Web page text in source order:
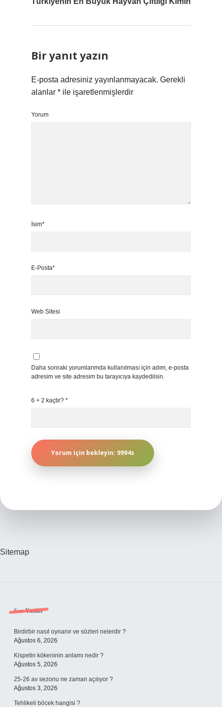
Bir yanıt yazın
E-posta adresiniz yayınlanmayacak. Gerekli
alanlar * ile işaretlenmişlerdir
Yorum
İsim*
E-Posta*
Web Sitesi
Daha sonraki yorumlarımda kullanılması için adım, e-posta
adresim ve site adresim bu tarayıcıya kaydedilsin.
6 + 2 kaçtır? *
Sitemap
Sidebar
Son Yazılar
Birdirbir nasıl oynanır ve sözleri nelerdir ?
Ağustos 6, 2026
Kispetin kökeninin anlamı nedir ?
Ağustos 5, 2026
25-26 av sezonu ne zaman açılıyor ?
Ağustos 3, 2026
Tehlikeli böcek hangisi ?